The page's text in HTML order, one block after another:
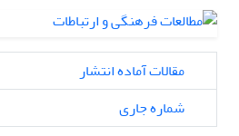
مقالات آماده انتشار
شماره جاری